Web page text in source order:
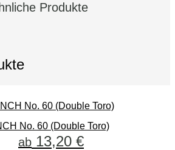
Produkte
No. 60 (Double Toro)
ab 13,20 €